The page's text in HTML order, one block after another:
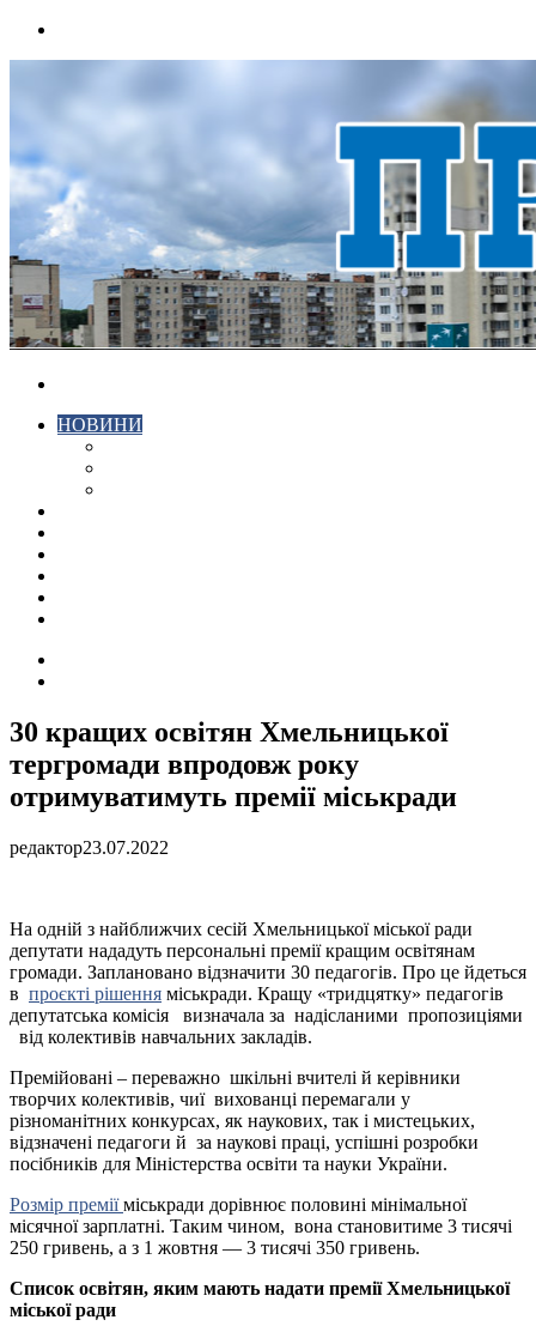
НОВИНИ
30 кращих освітян Хмельницької
тергромади впродовж року
отримуватимуть премії міськради
редактор23.07.2022
На одній з найближчих сесій Хмельницької міської ради
депутати нададуть персональні премії кращим освітянам
громади. Заплановано відзначити 30 педагогів. Про це йдеться
в проєкті рішення міськради. Кращу «тридцятку» педагогів
депутатська комісія визначала за надісланими пропозиціями
від колективів навчальних закладів.
Премійовані – переважно шкільні вчителі й керівники
творчих колективів, чиї вихованці перемагали у
різноманітних конкурсах, як наукових, так і мистецьких,
відзначені педагоги й за наукові праці, успішні розробки
посібників для Міністерства освіти та науки України.
Розмір преміїміськради дорівнює половині мінімальної
місячної зарплатні. Таким чином, вона становитиме 3 тисячі
250 гривень, а з 1 жовтня — 3 тисячі 350 гривень.
Список освітян, яким мають надати премії Хмельницької
міської ради